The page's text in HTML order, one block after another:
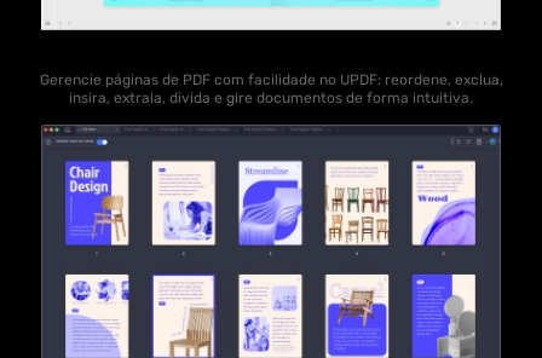
Gerencie páginas de PDF com facilidade no UPDF: reordene, exclua,
insira, extraia, divida e gire documentos de forma intuitiva.